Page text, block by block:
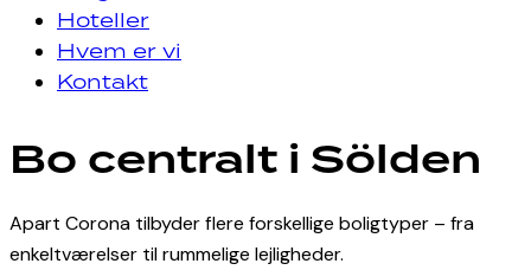
Hoteller
Hvem er vi
Kontakt
facebook-
1
instagram
Bo centralt i Sölden
Apart Corona tilbyder flere forskellige boligtyper – fra
enkeltværelser til rummelige lejligheder.